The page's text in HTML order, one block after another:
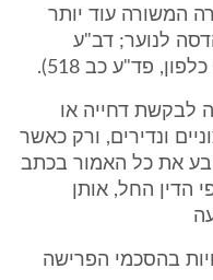
המשורה עוד יותר
הדסה לנוער; דב"ע
לבקשת דחייה או
ונדירים, ורק כאשר
את כל האמור בכתב
הדין החל, אותן
בהסכמי הפרישה